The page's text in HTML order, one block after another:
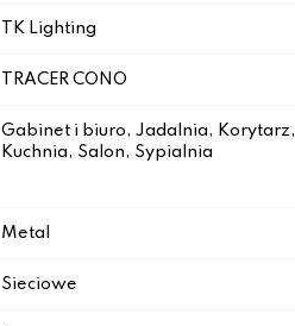
TK Lighting
TRACER CONO
Gabinet i biuro, Jadalnia, Korytarz,
Kuchnia, Salon, Sypialnia
Metal
Sieciowe